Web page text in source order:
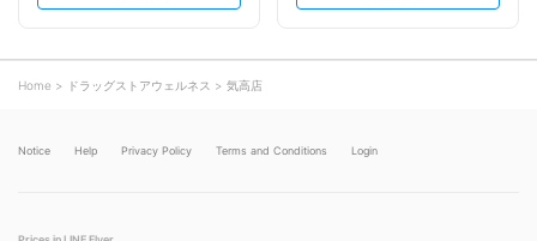
t
o
w
t
Home ドラッグストアウェルネス 気高店
Notice Help Privacy Policy Terms and Conditions Login